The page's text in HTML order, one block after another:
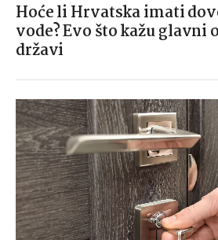
Hoće li Hrvatska imati
vode? Evo što kažu
državi